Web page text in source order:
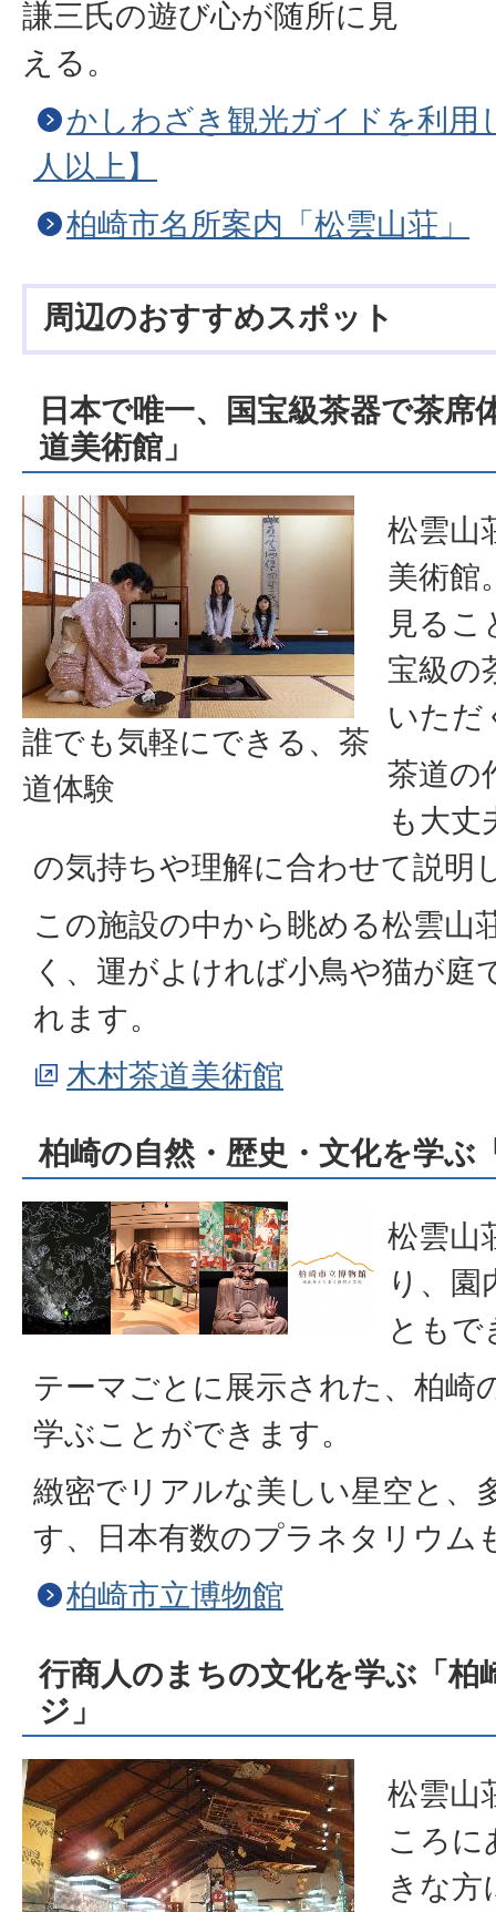
謙三氏の遊び心が随所に見
える。
かしわざき観光ガイドを利用
人以上】
柏崎市名所案内「松雲山荘」
周辺のおすすめスポット
日本で唯一、国宝級茶器で茶席
道美術館」
誰でも気軽にできる、茶
道体験
松雲山
美術館
見る
宝級の
いただ
茶道の
も大丈
の気持ちや理解に合わせて説明
この施設の中から眺める松雲山
く、運がよければ小鳥や猫が庭
れます。
木村茶道美術館
柏崎の自然・歴史・文化を学ぶ
松雲山
り、
ともで
テーマごとに展示された、柏崎
学ぶことができます。
緻密でリアルな美しい星空と、
す、日本有数のプラネタリウム
柏崎市立博物館
行商人のまちの文化を学ぶ「
ジ」
松雲山
ころに
きな方